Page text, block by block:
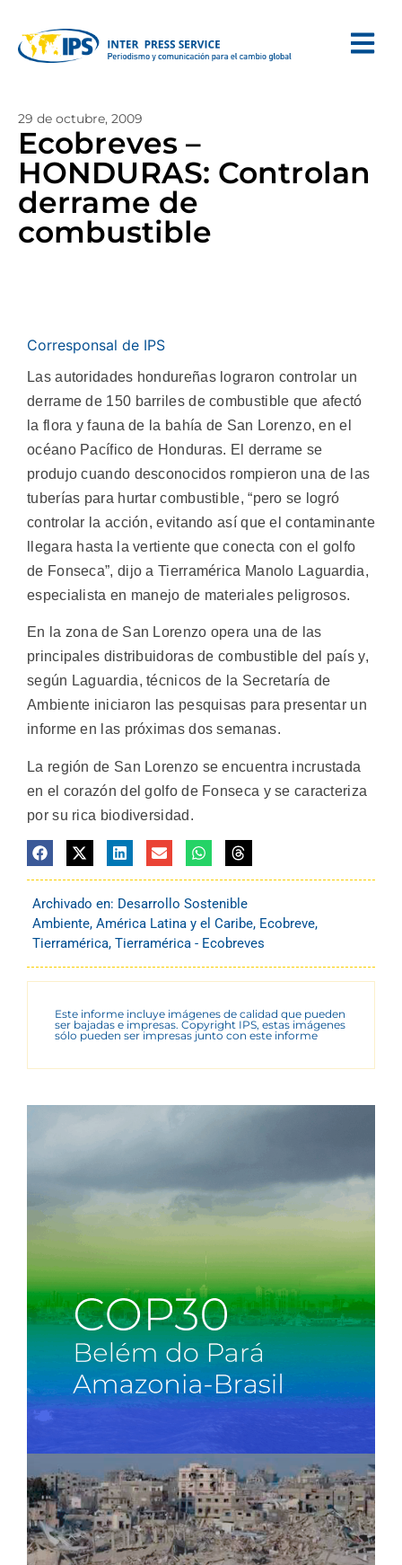
29 de octubre, 2009
Ecobreves –
HONDURAS: Controlan
derrame de
combustible
Corresponsal de IPS
Las autoridades hondureñas lograron controlar un
derrame de 150 barriles de combustible que afectó
la flora y fauna de la bahía de San Lorenzo, en el
océano Pacífico de Honduras. El derrame se
produjo cuando desconocidos rompieron una de las
tuberías para hurtar combustible, “pero se logró
controlar la acción, evitando así que el contaminante
llegara hasta la vertiente que conecta con el golfo
de Fonseca”, dijo a Tierramérica Manolo Laguardia,
especialista en manejo de materiales peligrosos.
En la zona de San Lorenzo opera una de las
principales distribuidoras de combustible del país y,
según Laguardia, técnicos de la Secretaría de
Ambiente iniciaron las pesquisas para presentar un
informe en las próximas dos semanas.
La región de San Lorenzo se encuentra incrustada
en el corazón del golfo de Fonseca y se caracteriza
por su rica biodiversidad.
Archivado en: Desarrollo Sostenible
Ambiente, América Latina y el Caribe, Ecobreve,
Tierramérica, Tierramérica - Ecobreves
Este informe incluye imágenes de calidad que pueden
ser bajadas e impresas. Copyright IPS, estas imágenes
sólo pueden ser impresas junto con este informe